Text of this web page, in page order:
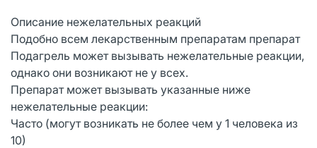
Описание нежелательных реакций
Подобно всем лекарственным препаратам препарат
Подагрель может вызывать нежелательные реакции,
однако они возникают не у всех.
Препарат может вызывать указанные ниже
нежелательные реакции:
Часто (могут возникать не более чем у 1 человека из
10)